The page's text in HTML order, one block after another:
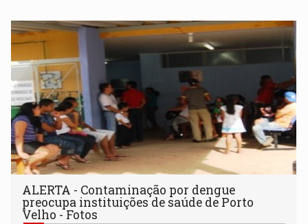
ALERTA - Contaminação por dengue
preocupa instituições de saúde de Porto
Velho - Fotos